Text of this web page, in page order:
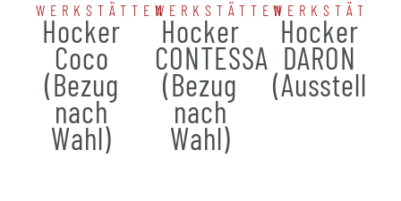
WERKSTÄTTEN
Hocker
Coco
(Bezug
nach
Wahl)
WERKSTÄTTEN
Hocker
CONTESSA
(Bezug
nach
Wahl)
Hocker
DARON